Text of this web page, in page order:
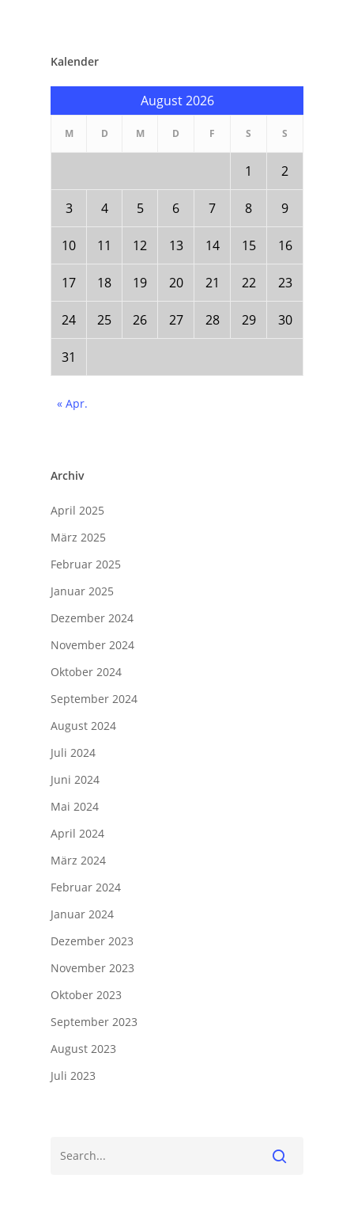
Kalender
August 2026
M D M D F S S
1 2
3 4 5 6 7 8 9
10 11 12 13 14 15 16
17 18 19 20 21 22 23
24 25 26 27 28 29 30
31
« Apr.
Archiv
April 2025
März 2025
Februar 2025
Januar 2025
Dezember 2024
November 2024
Oktober 2024
September 2024
August 2024
Juli 2024
Juni 2024
Mai 2024
April 2024
März 2024
Februar 2024
Januar 2024
Dezember 2023
November 2023
Oktober 2023
September 2023
August 2023
Juli 2023